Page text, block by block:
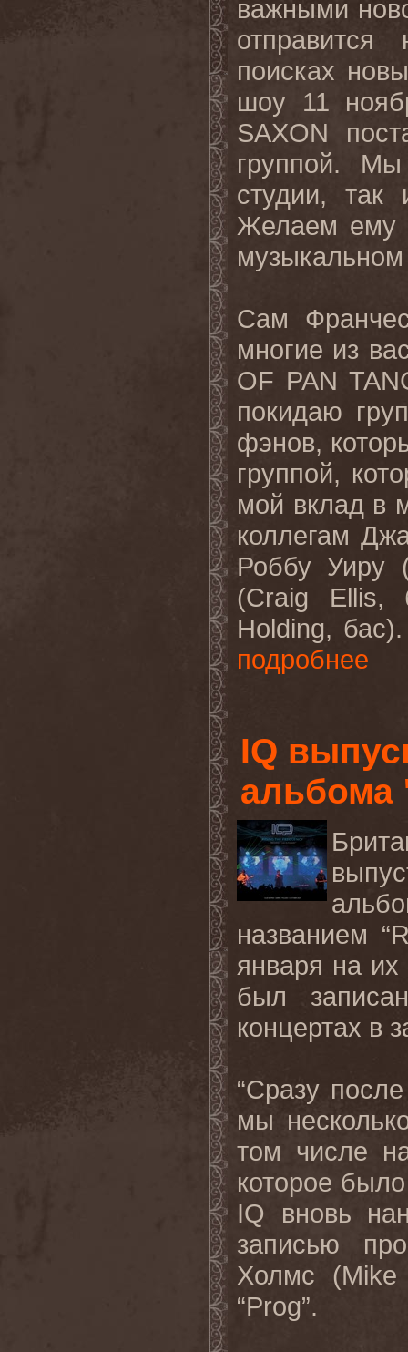
важными
поисках
шоу 11
SAXON
группой.
студии,
Желаем ему
Сам
многие из
OF PAN
покидаю
фэнов,
группой,
мой вклад в
коллегам
Роббу Уиру
(Craig Ellis,
Holding,
подробнее
IQ
альбома
названием
января на
был
концертах в
“Сразу
мы
том числе
которое
IQ вновь
записью
Холмс
“Prog”.